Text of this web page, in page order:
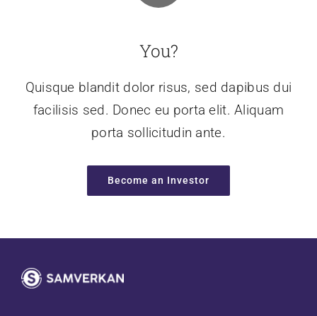
You?
Quisque blandit dolor risus, sed dapibus dui
facilisis sed. Donec eu porta elit. Aliquam
porta sollicitudin ante.
Become an Investor